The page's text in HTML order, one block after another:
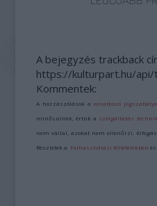
A bejegyzés trackback
https://kulturpart.hu/
Kommentek:
A hozzászólások avonatkozó
minősülnek, értük a szolgáltatás
nem vállal, azokat nem ellenőrzi.
Részletek a Felhasználási feltételekben